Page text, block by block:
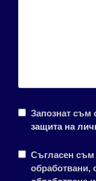
Запознат съм
защита на
Съгласен
обработвани,